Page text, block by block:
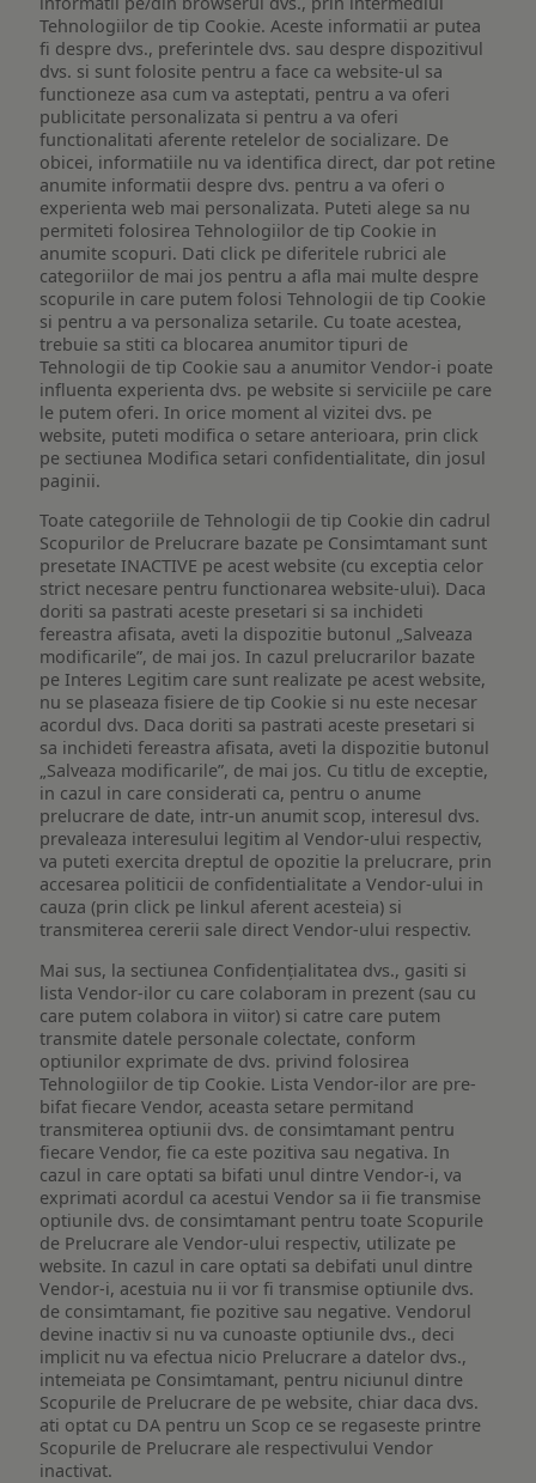
Tehnologiilor de tip Cookie. Aceste informatii ar putea
fi despre dvs., preferintele dvs. sau despre dispozitivul
dvs. si sunt folosite pentru a face ca website-ul sa
functioneze asa cum va asteptati, pentru a va oferi
publicitate personalizata si pentru a va oferi
functionalitati aferente retelelor de socializare. De
obicei, informatiile nu va identifica direct, dar pot retine
anumite informatii despre dvs. pentru a va oferi o
experienta web mai personalizata. Puteti alege sa nu
permiteti folosirea Tehnologiilor de tip Cookie in
anumite scopuri. Dati click pe diferitele rubrici ale
categoriilor de mai jos pentru a afla mai multe despre
scopurile in care putem folosi Tehnologii de tip Cookie
si pentru a va personaliza setarile. Cu toate acestea,
trebuie sa stiti ca blocarea anumitor tipuri de
Tehnologii de tip Cookie sau a anumitor Vendor-i poate
influenta experienta dvs. pe website si serviciile pe care
le putem oferi. In orice moment al vizitei dvs. pe
website, puteti modifica o setare anterioara, prin click
pe sectiunea Modifica setari confidentialitate, din josul
paginii.
Toate categoriile de Tehnologii de tip Cookie din cadrul
Scopurilor de Prelucrare bazate pe Consimtamant sunt
presetate INACTIVE pe acest website (cu exceptia celor
strict necesare pentru functionarea website-ului). Daca
doriti sa pastrati aceste presetari si sa inchideti
fereastra afisata, aveti la dispozitie butonul „Salveaza
modificarile”, de mai jos. In cazul prelucrarilor bazate
pe Interes Legitim care sunt realizate pe acest website,
nu se plaseaza fisiere de tip Cookie si nu este necesar
acordul dvs. Daca doriti sa pastrati aceste presetari si
sa inchideti fereastra afisata, aveti la dispozitie butonul
„Salveaza modificarile”, de mai jos. Cu titlu de exceptie,
in cazul in care considerati ca, pentru o anume
prelucrare de date, intr-un anumit scop, interesul dvs.
prevaleaza interesului legitim al Vendor-ului respectiv,
va puteti exercita dreptul de opozitie la prelucrare, prin
accesarea politicii de confidentialitate a Vendor-ului in
cauza (prin click pe linkul aferent acesteia) si
transmiterea cererii sale direct Vendor-ului respectiv.
Mai sus, la sectiunea Confidențialitatea dvs., gasiti si
lista Vendor-ilor cu care colaboram in prezent (sau cu
care putem colabora in viitor) si catre care putem
transmite datele personale colectate, conform
optiunilor exprimate de dvs. privind folosirea
Tehnologiilor de tip Cookie. Lista Vendor-ilor are pre-
bifat fiecare Vendor, aceasta setare permitand
transmiterea optiunii dvs. de consimtamant pentru
fiecare Vendor, fie ca este pozitiva sau negativa. In
cazul in care optati sa bifati unul dintre Vendor-i, va
exprimati acordul ca acestui Vendor sa ii fie transmise
optiunile dvs. de consimtamant pentru toate Scopurile
de Prelucrare ale Vendor-ului respectiv, utilizate pe
website. In cazul in care optati sa debifati unul dintre
Vendor-i, acestuia nu ii vor fi transmise optiunile dvs.
de consimtamant, fie pozitive sau negative. Vendorul
devine inactiv si nu va cunoaste optiunile dvs., deci
implicit nu va efectua nicio Prelucrare a datelor dvs.,
intemeiata pe Consimtamant, pentru niciunul dintre
Scopurile de Prelucrare de pe website, chiar daca dvs.
ati optat cu DA pentru un Scop ce se regaseste printre
Scopurile de Prelucrare ale respectivului Vendor
inactivat.